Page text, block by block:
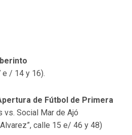
e / 14 y 16).
de Fútbol de Primera
vs. Social Mar de Ajó
calle 15 e/ 46 y 48)